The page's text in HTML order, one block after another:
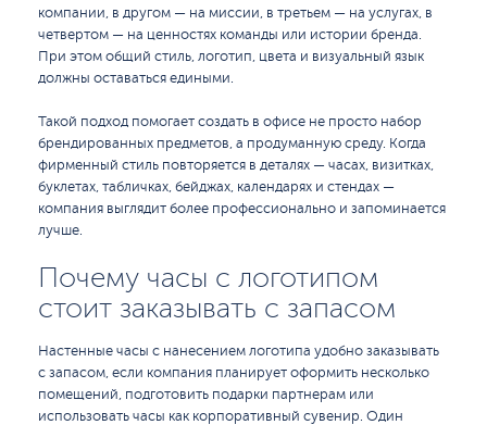
компании, в другом — на миссии, в третьем — на услугах, в
четвертом — на ценностях команды или истории бренда.
При этом общий стиль, логотип, цвета и визуальный язык
должны оставаться едиными.
Такой подход помогает создать в офисе не просто набор
брендированных предметов, а продуманную среду. Когда
фирменный стиль повторяется в деталях — часах, визитках,
буклетах, табличках, бейджах, календарях и стендах —
компания выглядит более профессионально и запоминается
лучше.
Почему часы с логотипом
стоит заказывать с запасом
Настенные часы с нанесением логотипа удобно заказывать
с запасом, если компания планирует оформить несколько
помещений, подготовить подарки партнерам или
использовать часы как корпоративный сувенир. Один